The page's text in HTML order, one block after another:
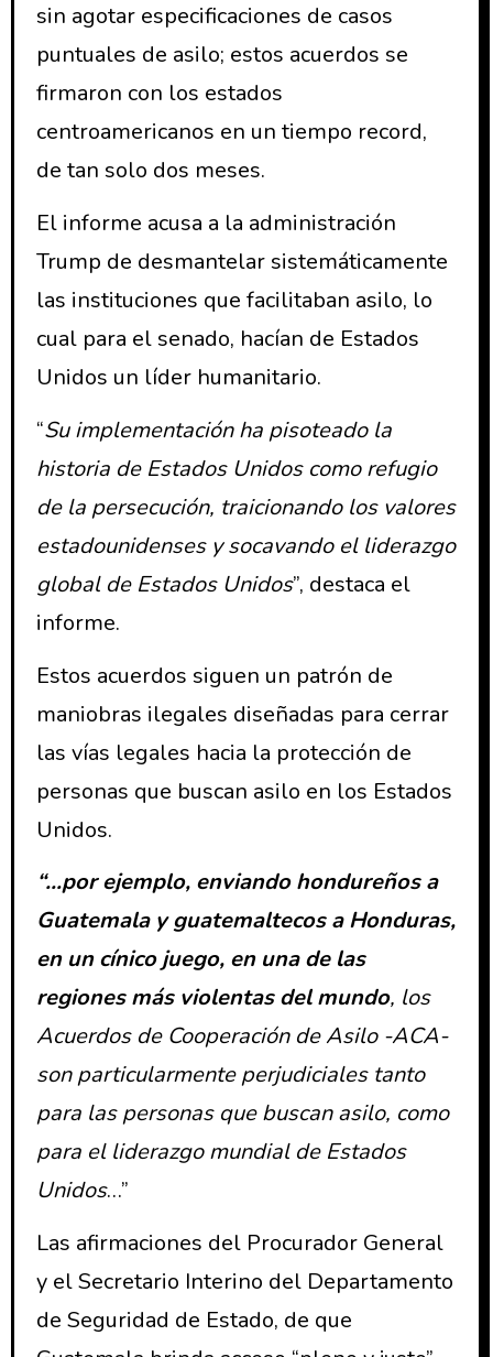
sin agotar especificaciones de casos
puntuales de asilo; estos acuerdos se
firmaron con los estados
centroamericanos en un tiempo record,
de tan solo dos meses.
El informe acusa a la administración
Trump de desmantelar sistemáticamente
las instituciones que facilitaban asilo, lo
cual para el senado, hacían de Estados
Unidos un líder humanitario.
“Su implementación ha pisoteado la
historia de Estados Unidos como refugio
de la persecución, traicionando los valores
estadounidenses y socavando el liderazgo
global de Estados Unidos”, destaca el
informe.
Estos acuerdos siguen un patrón de
maniobras ilegales diseñadas para cerrar
las vías legales hacia la protección de
personas que buscan asilo en los Estados
Unidos.
“…por ejemplo, enviando hondureños a
Guatemala y guatemaltecos a Honduras,
en un cínico juego, en una de las
regiones más violentas del mundo, los
Acuerdos de Cooperación de Asilo -ACA-
son particularmente perjudiciales tanto
para las personas que buscan asilo, como
para el liderazgo mundial de Estados
Unidos…”
Las afirmaciones del Procurador General
y el Secretario Interino del Departamento
de Seguridad de Estado, de que